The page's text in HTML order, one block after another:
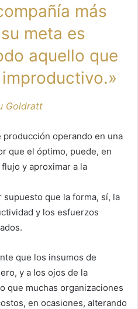
más
meta es
aquello que
Goldratt
producción operando en una
que el óptimo, puede, en
y aproximar a la
supuesto que la forma, sí, la
y los esfuerzos
que los insumos de
y a los ojos de la
que muchas organizaciones
en ocasiones, alterando